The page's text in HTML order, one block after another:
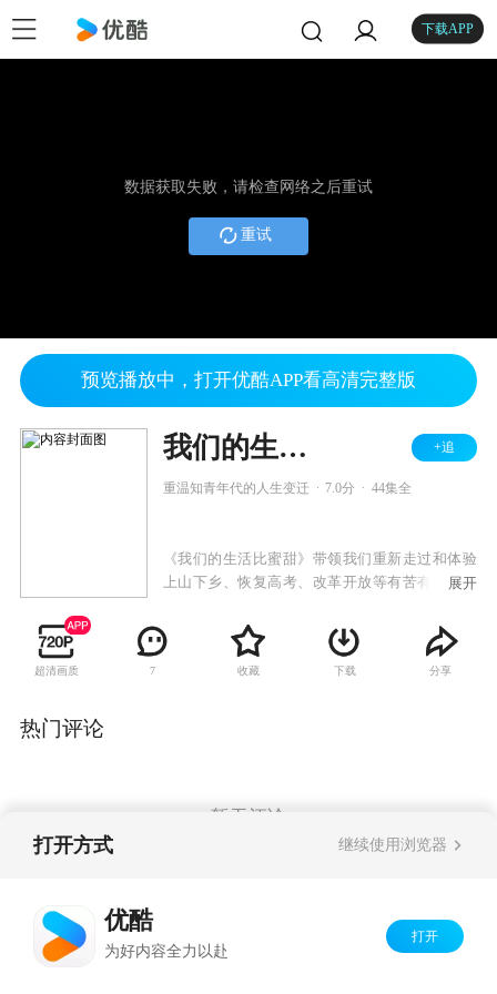
下载APP
数据获取失败，请检查网络之后重试
重试
预览播放中，打开优酷APP看高清完整版
我们的生活比蜜甜 +追
重温知青年代的人生变迁 7.0分 44集全
《我们的生活比蜜甜》带领我们重新走过和体验
上山下乡、恢复高考、改革开放等有苦有乐的辛
年代里人与人之间最真挚的情感。
展开
超清画质 7 收藏 下载 分享
热门评论
暂无评论
打开方式 继续使用浏览器
优酷
为好内容全力以赴
打开